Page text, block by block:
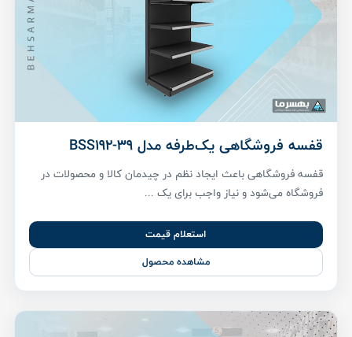
قفسه فروشگاهی یک‌طرفه مدل BSS192-39
قفسه فروشگاهی باعث ایجاد نظم در چیدمان کالا و محصولات در
فروشگاه می‌شود و نیاز واجب برای یک ...
استعلام قیمت
مشاهده محصول